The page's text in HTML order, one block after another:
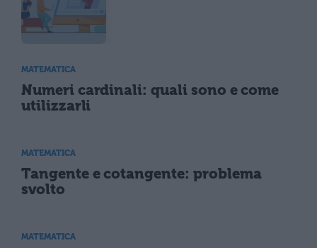
MATEMATICA
Numeri cardinali: quali sono e come
utilizzarli
MATEMATICA
Tangente e cotangente: problema
svolto
MATEMATICA